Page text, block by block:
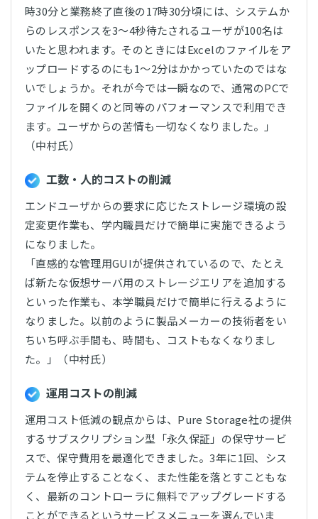
時30分と業務終了直後の17時30分頃には、システムか
らのレスポンスを3～4秒待たされるユーザが100名は
いたと思われます。そのときにはExcelのファイルをア
ップロードするのにも1〜2分はかかっていたのではな
いでしょうか。それが今では一瞬なので、通常のPCで
ファイルを開くのと同等のパフォーマンスで利用でき
ます。ユーザからの苦情も一切なくなりました。」
（中村氏）
工数・人的コストの削減
エンドユーザからの要求に応じたストレージ環境の設
定変更作業も、学内職員だけで簡単に実施できるよう
になりました。
「直感的な管理用GUIが提供されているので、たとえ
ば新たな仮想サーバ用のストレージエリアを追加する
といった作業も、本学職員だけで簡単に行えるように
なりました。以前のように製品メーカーの技術者をい
ちいち呼ぶ手間も、時間も、コストもなくなりまし
た。」（中村氏）
運用コストの削減
運用コスト低減の観点からは、Pure Storage社の提供
するサブスクリプション型「永久保証」の保守サービ
スで、保守費用を最適化できました。3年に1回、シス
テムを停止することなく、また性能を落とすこともな
く、最新のコントローラに無料でアップグレードする
ことができるというサービスメニューを選んでいま